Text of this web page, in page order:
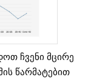
ჩვენი მცირე
წარმატებით